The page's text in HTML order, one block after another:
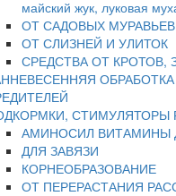
майский жук, луковая
ОТ САДОВЫХ МУРАВЬЕВ
ОТ СЛИЗНЕЙ И УЛИТОК
СРЕДСТВА ОТ КРОТОВ,
СТИМУЛЯТОРЫ
АМИНОСИЛ ВИТАМИНЫ
ДЛЯ ЗАВЯЗИ
КОРНЕОБРАЗОВАНИЕ
ОТ ПЕРЕРАСТАНИЯ